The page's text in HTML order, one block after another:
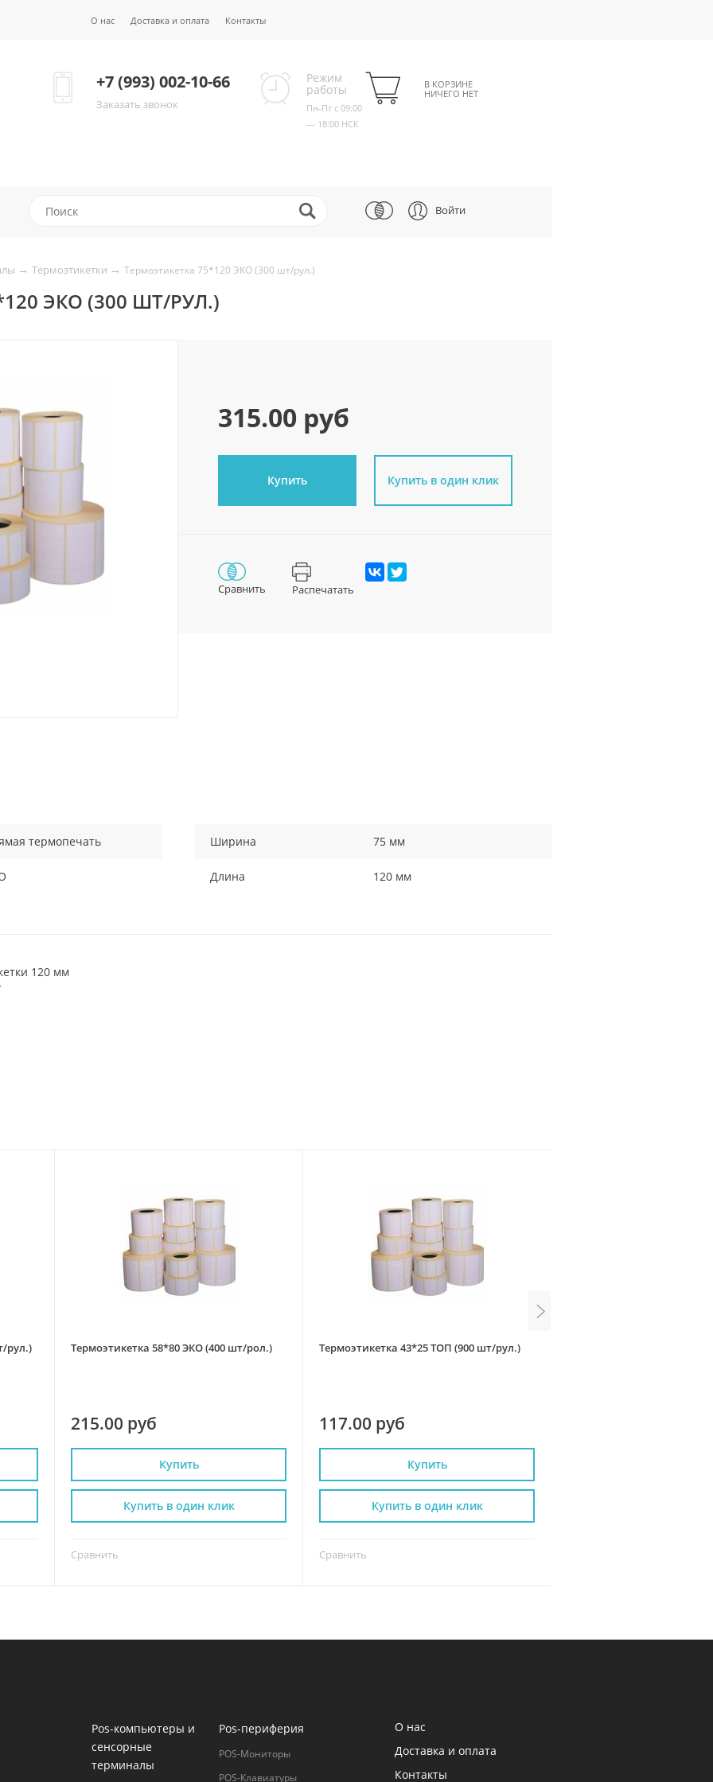
О нас Доставка и оплата Контакты
+7 (993) 002-10-66
Заказать звонок
Режим
работы
Пн-Пт с 09:00
— 18:00 НСК
В КОРЗИНЕ
НИЧЕГО НЕТ
Войти
→ Термоэтикетки → Термоэтикетка 75*120 ЭКО (300 шт/рул.)
ЭКО (300 ШТ/РУЛ.)
315.00 руб
Купить Купить в один клик
Сравнить Распечатать
термопечать Ширина 75 мм
Длина 120 мм
120 мм
рул.) Термоэтикетка 58*80 ЭКО (400 шт/рол.)
215.00 руб
Купить
Сравнить
Купить в один клик
Термоэтикетка 43*25 ТОП (900 шт/рул.)
117.00 руб
Купить
Сравнить
Купить в один клик
Pos-компьютеры и
сенсорные
терминалы
Pos-периферия
POS-Мониторы
POS-Клавиатуры
О нас
Доставка и оплата
Контакты